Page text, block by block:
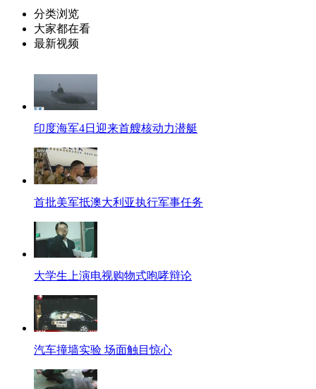
分类浏览
大家都在看
最新视频
印度海军4日迎来首艘核动力潜艇
首批美军抵澳大利亚执行军事任务
大学生上演电视购物式咆哮辩论
汽车撞墙实验 场面触目惊心